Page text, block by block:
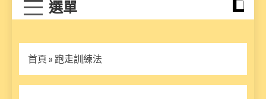
首頁 » 跑走訓練法